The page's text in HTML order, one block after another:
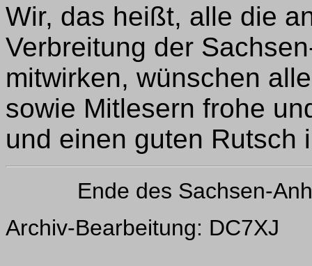
Wir, das heißt, alle die
Verbreitung der
mitwirken, wünschen
sowie Mitlesern frohe
und einen guten Rutsch
Ende des Sachsen-
Archiv-Bearbeitung: DC7XJ